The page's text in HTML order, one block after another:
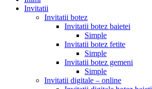
Invitatii
Invitatii botez
Invitatii botez baietei
Simple
Invitatii botez fetite
Simple
Invitatii botez gemeni
Simple
Invitatii digitale – online